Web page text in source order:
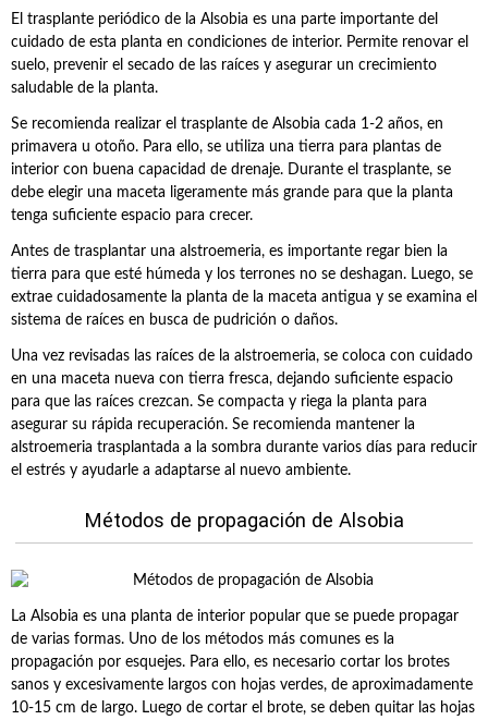
El trasplante periódico de la Alsobia es una parte importante del
cuidado de esta planta en condiciones de interior. Permite renovar el
suelo, prevenir el secado de las raíces y asegurar un crecimiento
saludable de la planta.
Se recomienda realizar el trasplante de Alsobia cada 1-2 años, en
primavera u otoño. Para ello, se utiliza una tierra para plantas de
interior con buena capacidad de drenaje. Durante el trasplante, se
debe elegir una maceta ligeramente más grande para que la planta
tenga suficiente espacio para crecer.
Antes de trasplantar una alstroemeria, es importante regar bien la
tierra para que esté húmeda y los terrones no se deshagan. Luego, se
extrae cuidadosamente la planta de la maceta antigua y se examina el
sistema de raíces en busca de pudrición o daños.
Una vez revisadas las raíces de la alstroemeria, se coloca con cuidado
en una maceta nueva con tierra fresca, dejando suficiente espacio
para que las raíces crezcan. Se compacta y riega la planta para
asegurar su rápida recuperación. Se recomienda mantener la
alstroemeria trasplantada a la sombra durante varios días para reducir
el estrés y ayudarle a adaptarse al nuevo ambiente.
Métodos de propagación de Alsobia
La Alsobia es una planta de interior popular que se puede propagar
de varias formas. Uno de los métodos más comunes es la
propagación por esquejes. Para ello, es necesario cortar los brotes
sanos y excesivamente largos con hojas verdes, de aproximadamente
10-15 cm de largo. Luego de cortar el brote, se deben quitar las hojas